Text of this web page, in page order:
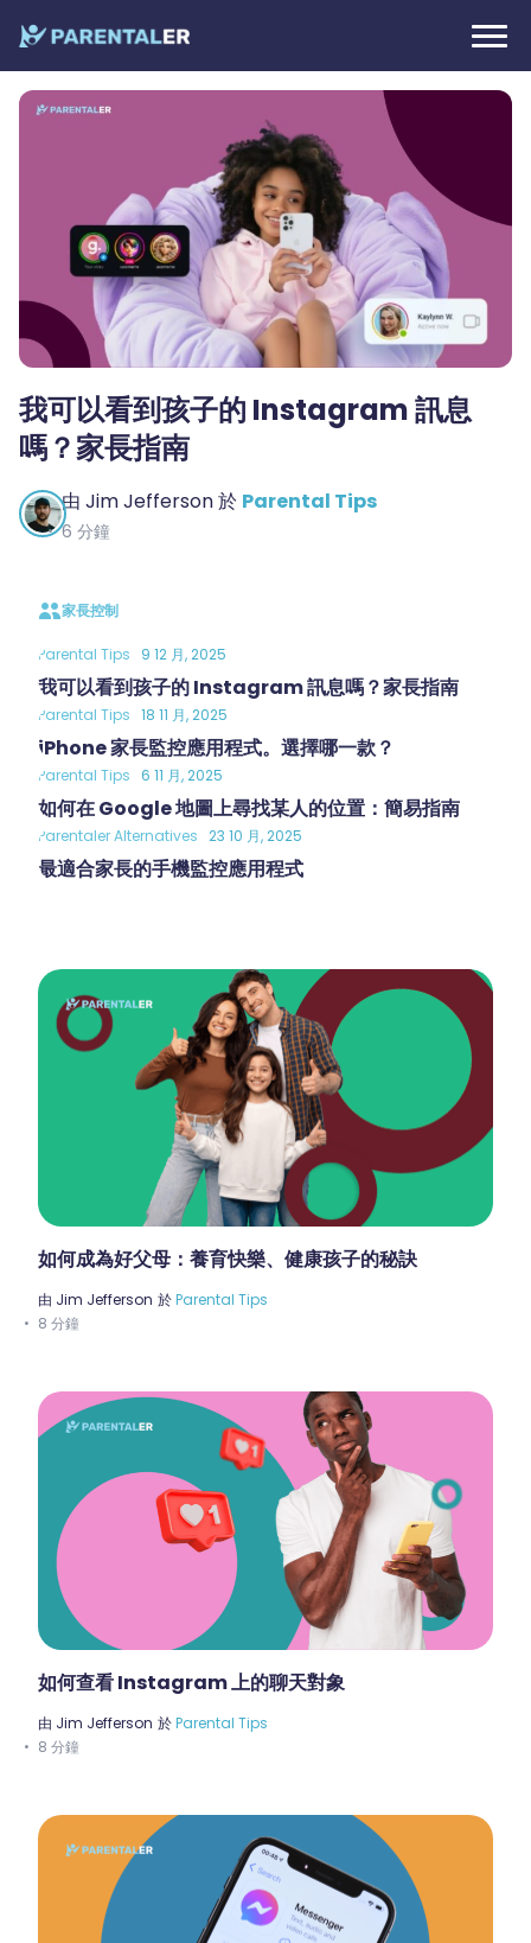
我可以看到孩子的 Instagram 訊息
嗎？家長指南
由 Jim Jefferson於 Parental Tips
6 分鐘
家長控制
Parental Tips 9 12 月, 2025
我可以看到孩子的 Instagram 訊息嗎？家長指南
Parental Tips 18 11 月, 2025
iPhone 家長監控應用程式。選擇哪一款？
Parental Tips 6 11 月, 2025
如何在 Google 地圖上尋找某人的位置：簡易指南
Parentaler Alternatives 23 10 月, 2025
最適合家長的手機監控應用程式
如何成為好父母：養育快樂、健康孩子的秘訣
由 Jim Jefferson 於Parental Tips
8 分鐘
如何查看 Instagram 上的聊天對象
由 Jim Jefferson 於Parental Tips
8 分鐘